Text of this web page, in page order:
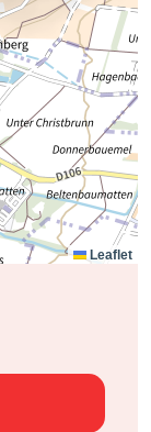
Leaflet